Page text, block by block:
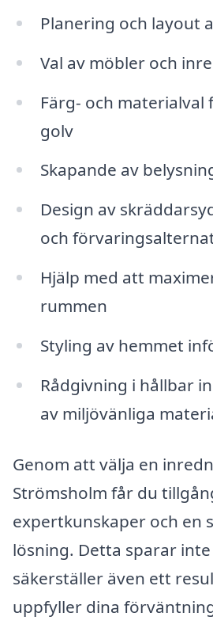
Planering och layout
Val av möbler och
Färg- och materialval
golv
Skapande av
Design av
och
Hjälp med att
rummen
Styling av hemmet
Rådgivning i hållbar
av miljövänliga
Genom att välja en
Strömsholm får du
expertkunskaper och en
lösning. Detta sparar
säkerställer även ett
uppfyller dina